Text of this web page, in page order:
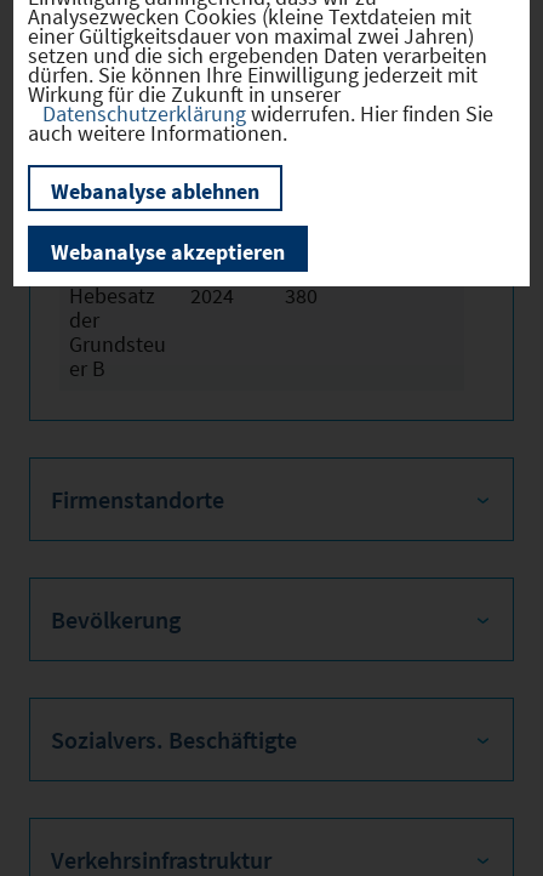
Hebesätze
Gewerbest
euerhebes
atz
2024
Hebesatz
der
Grundsteu
er B
2024 380
Firmenstandorte
Bevölkerung
Sozialvers. Beschäftigte
Verkehrsinfrastruktur
Analysezwecken Cookies (kleine Textdateien mit
einer Gültigkeitsdauer von maximal zwei Jahren)
setzen und die sich ergebenden Daten verarbeiten
dürfen. Sie können Ihre Einwilligung jederzeit mit
Wirkung für die Zukunft in unserer
Datenschutzerklärungwiderrufen. Hier finden Sie
auch weitere Informationen.
Webanalyse ablehnen
Webanalyse akzeptieren